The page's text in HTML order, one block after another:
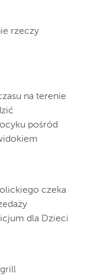
rzeczy
na terenie
pośród
czeka
dla Dzieci